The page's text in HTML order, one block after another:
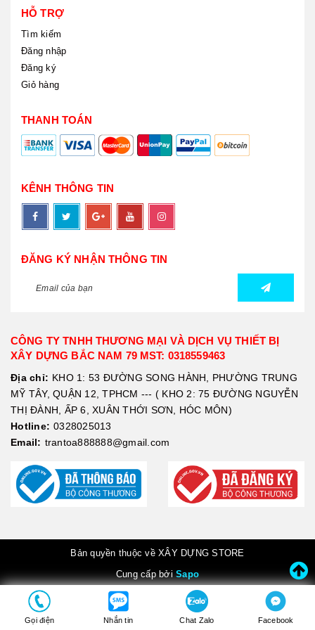
HỖ TRỢ
Tìm kiếm
Đăng nhập
Đăng ký
Giỏ hàng
THANH TOÁN
KÊNH THÔNG TIN
ĐĂNG KÝ NHẬN THÔNG TIN
CÔNG TY TNHH THƯƠNG MẠI VÀ DỊCH VỤ THIẾT BỊ
XÂY DỰNG BẮC NAM 79 MST: 0318559463
Địa chỉ: KHO 1: 53 ĐƯỜNG SONG HÀNH, PHƯỜNG TRUNG
MỸ TÂY, QUẬN 12, TPHCM --- ( KHO 2: 75 ĐƯỜNG NGUYỄN
THỊ ĐÀNH, ẤP 6, XUÂN THỚI SƠN, HÓC MÔN)
Hotline: 0328025013
Email: trantoa888888@gmail.com
Bản quyền thuộc về XÂY DỰNG STORE
Cung cấp bởiSapo
Gọi điện Nhắn tin Chat Zalo Facebook